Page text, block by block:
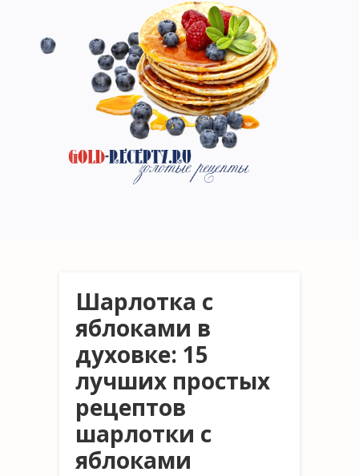
Шарлотка с
яблоками в
духовке: 15
лучших простых
рецептов
шарлотки с
яблоками